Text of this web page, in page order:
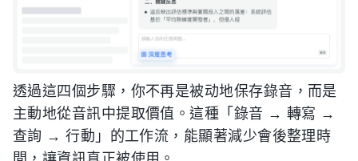
透過這四個步驟，你不再是被动地保存錄音，而是
主動地從音訊中提取價值。這種「錄音 → 轉寫 →
查詢 → 行動」的工作流，能顯著減少會後整理時